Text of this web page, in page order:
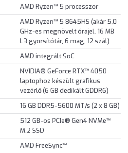
AMD Ryzen™ 5 processzor
AMD Ryzen™ 5 8645HS (akár 5,0
GHz-es megnövelt órajel, 16 MB
L3 gyorsítótár, 6 mag, 12 szál)
AMD integrált SoC
NVIDIA® GeForce RTX™ 4050
laptophoz készült grafikus
vezérlő (6 GB dedikált GDDR6)
16 GB DDR5-5600 MT/s (2 x 8 GB)
512 GB-os PCIe® Gen4 NVMe™
M.2 SSD
AMD FreeSync™